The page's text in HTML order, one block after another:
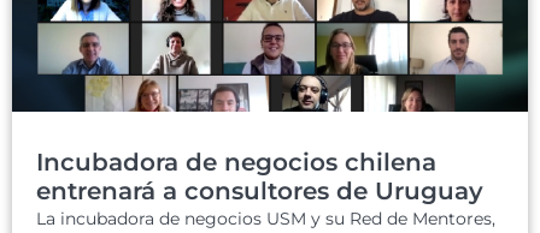
Incubadora de negocios chilena
entrenará a consultores de Uruguay
La incubadora de negocios USM y su Red de Mentores,